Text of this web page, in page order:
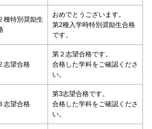
種特別奨励生
おめでとうございます。
第2種入学時特別奨励生合格
です。
志望合格
第２志望合格です。
合格した学科をご確認くださ
い。
志望合格
第3志望合格です。
合格した学科をご確認くださ
い。